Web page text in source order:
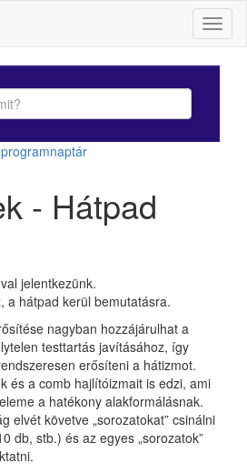
programnaptár
- Hátpad
jelentkezünk.
a hátpad kerül bemutatásra.
nagyban hozzájárulhat a
testtartás javításához, így
erősíteni a hátizmot.
és a comb hajlítóizmait is edzi, ami
a hatékony alakformálásnak.
elvét követve „sorozatokat” csinálni
db, stb.) és az egyes „sorozatok”